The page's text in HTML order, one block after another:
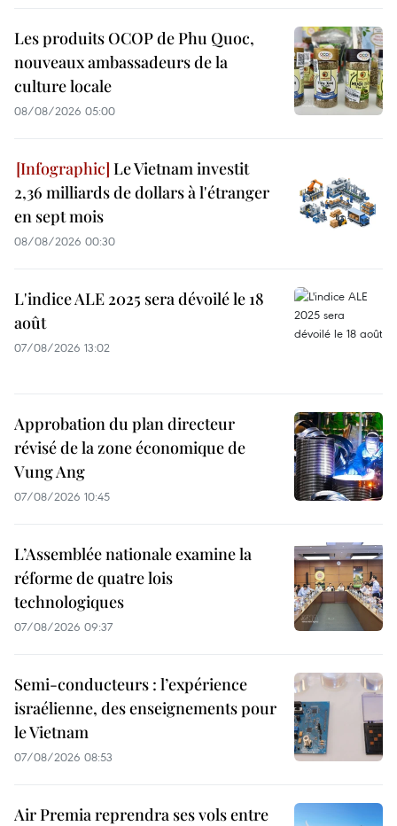
Les produits OCOP de Phu Quoc,
nouveaux ambassadeurs de la
culture locale
08/08/2026 05:00
Le Vietnam investit
2,36 milliards de dollars à l'étranger
en sept mois
08/08/2026 00:30
L'indice ALE 2025 sera dévoilé le 18
août
07/08/2026 13:02
Approbation du plan directeur
révisé de la zone économique de
Vung Ang
07/08/2026 10:45
L’Assemblée nationale examine la
réforme de quatre lois
technologiques
07/08/2026 09:37
Semi-conducteurs : l’expérience
israélienne, des enseignements pour
le Vietnam
07/08/2026 08:53
Air Premia reprendra ses vols entre